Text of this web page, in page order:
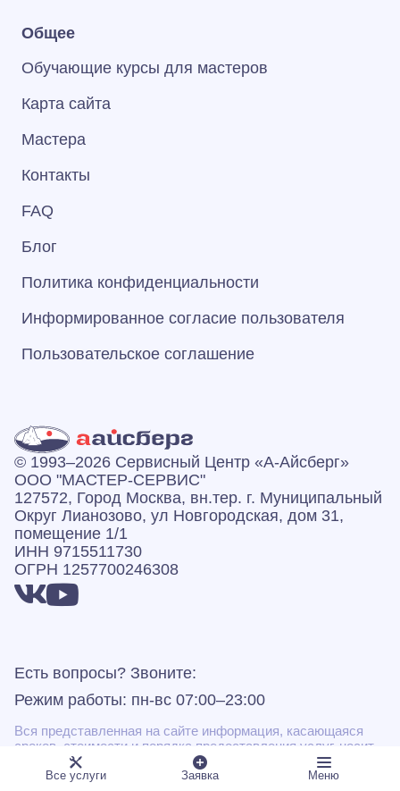
Общее
Обучающие курсы для мастеров
Карта сайта
Мастера
Контакты
FAQ
Блог
Политика конфиденциальности
Информированное согласие пользователя
Пользовательское соглашение
© 1993–2026 Сервисный Центр «А‑Айсберг»
ООО "МАСТЕР-СЕРВИС"
127572, Город Москва, вн.тер. г. Муниципальный
Округ Лианозово, ул Новгородская, дом 31,
помещение 1/1
ИНН 9715511730
ОГРН 1257700246308
Есть вопросы? Звоните:
Режим работы: пн-вс 07:00–23:00
Вся представленная на сайте информация, касающаяся
сроков, стоимости и порядка предоставления услуг, носит
информационный характер и ни при каких условиях не
является публичной офертой, определяемой положениями
Все услуги Заявка Меню